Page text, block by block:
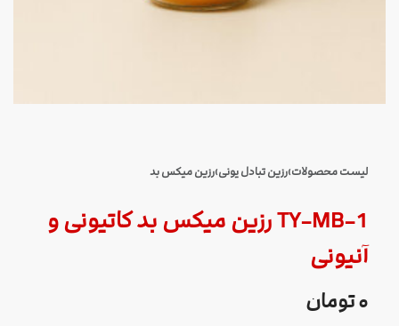
لیست محصولات›رزین تبادل یونی›رزین میکس بد
TY-MB-1 رزین میکس بد کاتیونی و
آنیونی
۰تومان